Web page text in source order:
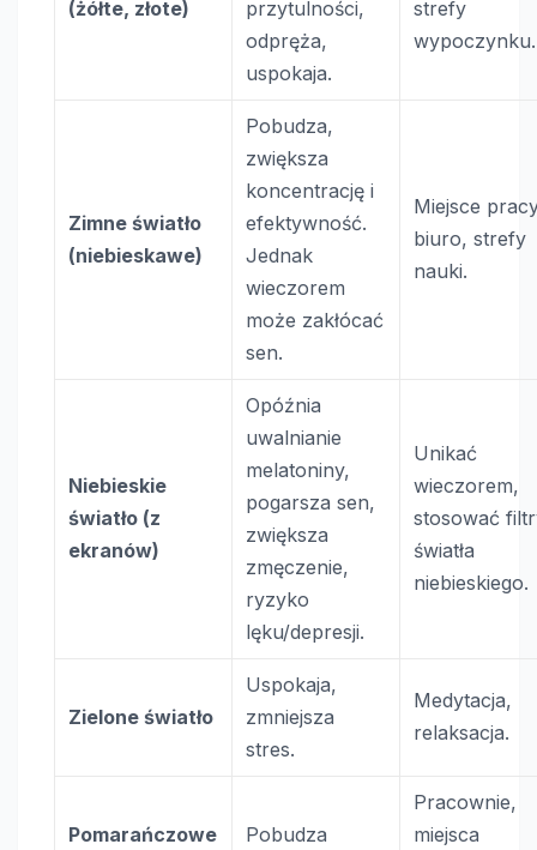
(żółte, złote)
przytulności,
odpręża,
uspokaja.
strefy
wypoczynku.
Zimne światło
(niebieskawe)
Pobudza,
zwiększa
koncentrację i
efektywność.
Jednak
wieczorem
może zakłócać
sen.
Miejsce
biuro, strefy
nauki.
Niebieskie
światło (z
ekranów)
Opóźnia
uwalnianie
melatoniny,
pogarsza sen,
zwiększa
zmęczenie,
ryzyko
lęku/depresji.
Unikać
wieczorem,
stosować
światła
niebieskiego.
Zielone światło
Uspokaja,
zmniejsza
stres.
Medytacja,
relaksacja.
Pomarańczowe
Pobudza
Pracownie,
miejsca